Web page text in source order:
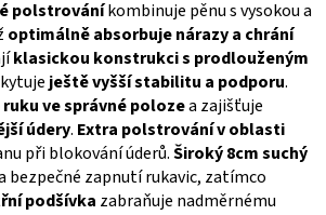
polstrováníkombinuje pěnu s vysokou a
optimálně absorbuje nárazy a chrání
klasickou konstrukci s prodlouženým
ještě vyšší stabilitu a podporu.
ve správné polozea zajišťuje
údery. Extra polstrování v oblasti
při blokování úderů.Široký 8cm suchý
bezpečné zapnutí rukavic, zatímco
podšívka zabraňuje nadměrnému